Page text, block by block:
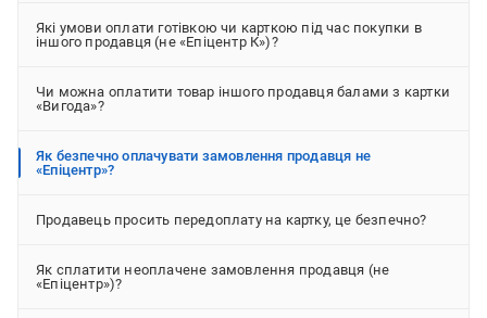
Які умови оплати готівкою чи карткою під час покупки в
іншого продавця (не «Епіцентр К»)?
Чи можна оплатити товар іншого продавця балами з картки
«Вигода»?
Як безпечно оплачувати замовлення продавця не
«Епіцентр»?
Продавець просить передоплату на картку, це безпечно?
Як сплатити неоплачене замовлення продавця (не
«Епіцентр»)?